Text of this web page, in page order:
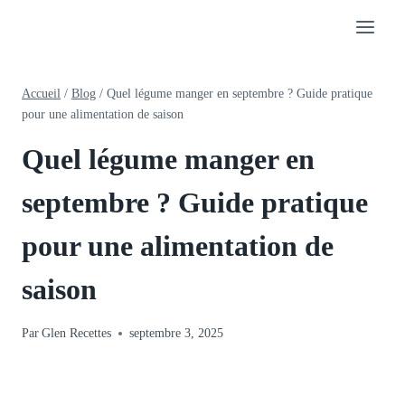
Accueil / Blog / Quel légume manger en septembre ? Guide pratique
pour une alimentation de saison
Quel légume manger en
septembre ? Guide pratique
pour une alimentation de
saison
Par Glen Recettes septembre 3, 2025